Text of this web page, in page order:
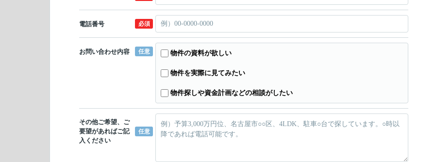
電話番号 必須
お問い合わせ内容 任意 物件の資料が欲しい
物件を実際に見てみたい
物件探しや資金計画などの相談がしたい
その他ご希望、ご
要望があればご記
入ください
任意